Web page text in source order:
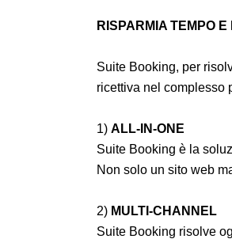
RISPARMIA TEMPO
Suite Booking, per
ricettiva nel complesso
1) ALL-IN-ONE
Suite Booking è la
Non solo un sito web
2) MULTI-CHANNEL
Suite Booking risolve